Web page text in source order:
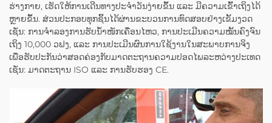
ຮ່າງກາຍ, ເຮັດໃຫ້ການເດີນທາງປະຈຳວັນງ່າຍຂຶ້ນ ແລະ ມີຄວາມເຂົ້າເຖິງໄດ້
ຫຼາຍຂຶ້ນ. ສ່ວນປະກອບທຸກຊິ້ນໄດ້ຜ່ານຂະບວນການທົດສອບຢ່າງເຂັ້ມງວດ
ເຊັ່ນ: ການຈຳລອງການຮັບນ້ຳໜັກເຄື່ອນໄຫວ, ການປະເມີນຄວາມໝັ້ນຄົງຈົນ
ເຖິງ 10,000 ວຟງ, ແລະ ການປະເມີນຜົນການໃຊ້ງານໃນສະພາບການຈິງ
ເພື່ອຮັບປະກັນວ່າສອດຄ່ອງກັບມາດຕະຖານຄວາມປອດໄພລະຫວ່າງປະເທດ
ເຊັ່ນ: ມາດຕະຖານ ISO ແລະ ການຮັບຮອງ CE.